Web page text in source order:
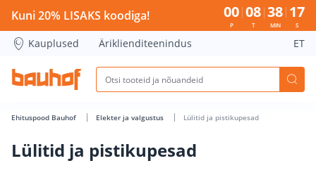
Lülitid ja pistikupesad - Bauhof has loaded
Kuni 20% LISAKS koodiga! 00
P
08
T
38
MIN
16
S
Kauplused Äriklienditeenindus ET
Ehituspood Bauhof Elekter ja valgustus Lülitid ja pistikupesad
Lülitid ja pistikupesad